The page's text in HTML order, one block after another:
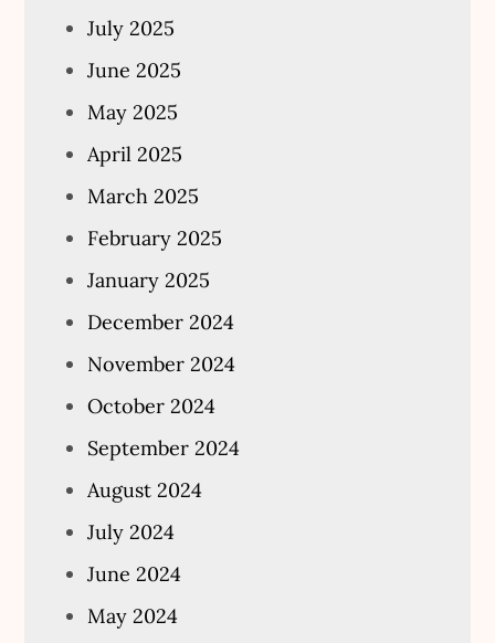
July 2025
June 2025
May 2025
April 2025
March 2025
February 2025
January 2025
December 2024
November 2024
October 2024
September 2024
August 2024
July 2024
June 2024
May 2024